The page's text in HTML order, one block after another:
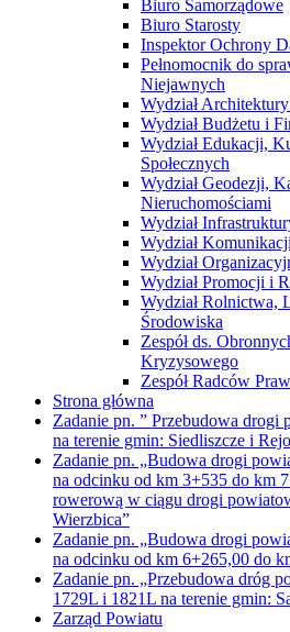
Biuro Samorządowe
Biuro Starosty
Inspektor Ochrony
Pełnomocnik do
Niejawnych
Wydział
Wydział Budżetu i
Wydział Edukacji,
Społecznych
Wydział Geodezji,
Nieruchomościami
Wydział
Wydział
Wydział
Wydział Promocji i
Wydział Rolnictwa,
Środowiska
Zespół ds.
Kryzysowego
Zespół Radców
Strona główna
Zadanie pn. ” Przebudowa drogi
na terenie gmin: Siedliszcze i
Zadanie pn. „Budowa drogi
na odcinku od km 3+535 do km
rowerową w ciągu drogi
Wierzbica”
Zadanie pn. „Budowa drogi
na odcinku od km 6+265,00 do
Zadanie pn. „Przebudowa dróg
1729L i 1821L na terenie gmin:
Zarząd Powiatu